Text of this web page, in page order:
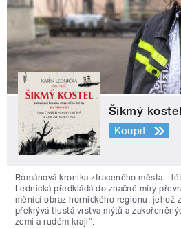
Šikmý
Koupit
Románová kronika ztraceného města -
Lednická předkládá do značné míry
měnící obraz hornického regionu, jehož
překrývá tlustá vrstva mýtů a
zemi a rudém kraji“.